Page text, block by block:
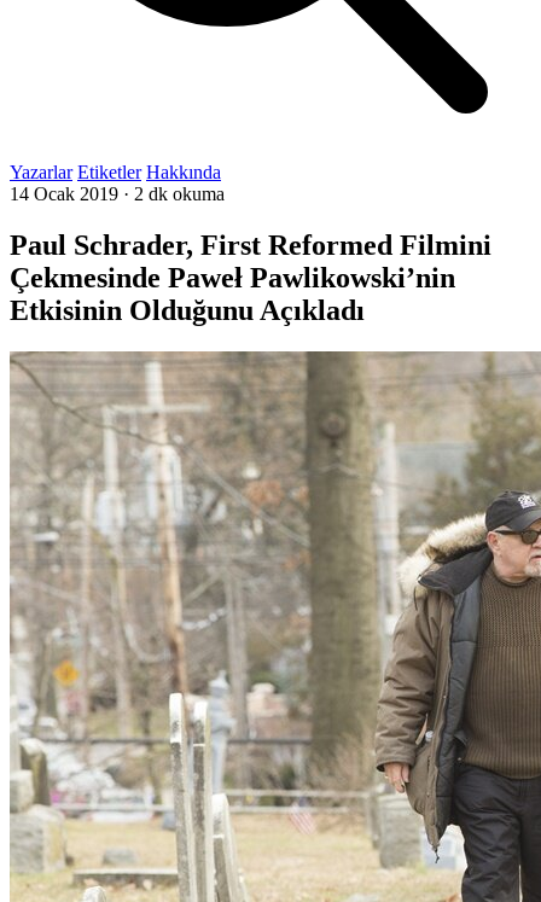
Yazarlar Etiketler Hakkında
14 Ocak 2019 · 2 dk okuma
Paul Schrader, First Reformed Filmini
Çekmesinde Paweł Pawlikowski’nin
Etkisinin Olduğunu Açıkladı